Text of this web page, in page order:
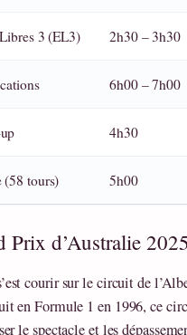
3 (EL3) 2h30 – 3h30
6h00 – 7h00
4h30
(58 tours) 5h00
Prix d’Australie
courir sur le circuit de
en Formule 1 en 1996, ce
le spectacle et les